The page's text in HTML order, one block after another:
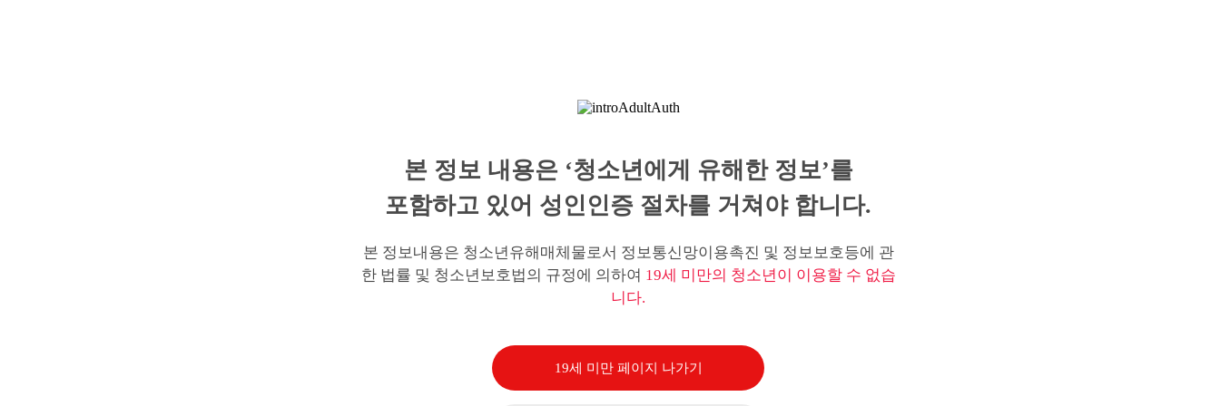
본 정보 내용은 ‘청소년에게 유해한 정보’를
포함하고 있어 성인인증 절차를 거쳐야 합니다.
본 정보내용은 청소년유해매체물로서 정보통신망이용촉진 및 정보보호등에 관
한 법률 및 청소년보호법의 규정에 의하여 19세 미만의 청소년이 이용할 수 없습
니다.
19세 미만 페이지 나가기